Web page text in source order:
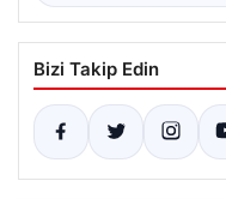
Bizi Takip Edin